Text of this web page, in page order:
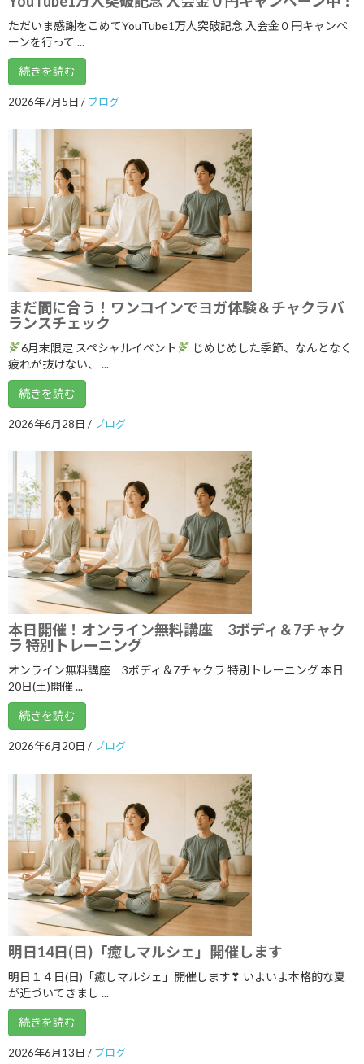
2025年7月
2025年6月
2025年5月
2025年3月
2025年2月
2025年1月
2024年12月
2024年11月
2024年10月
2024年9月
2024年8月
2024年7月
2024年6月
2024年4月
2024年3月
2024年2月
2024年1月
2023年12月
2023年11月
2023年10月
2023年9月
2023年8月
2023年7月
2023年5月
2023年4月
2023年3月
2023年2月
2023年1月
2022年12月
2022年10月
2022年9月
2022年8月
ただいま感謝をこめてYouTube1万人突破記念 入会金０円キャンペ
ーンを行って ...
続きを読む
2026年7月5日 / ブログ
まだ間に合う！ワンコインでヨガ体験＆チャクラバ
ランスチェック
6月末限定 スペシャルイベント
じめじめした季節、なんとなく
疲れが抜けない、 ...
続きを読む
2026年6月28日 / ブログ
本日開催！オンライン無料講座 3ボディ＆7チャク
ラ 特別トレーニング
オンライン無料講座 3ボディ＆7チャクラ 特別トレーニング 本日
20日(土)開催 ...
続きを読む
2026年6月20日 / ブログ
明日14日(日)「癒しマルシェ」開催します
明日１４日(日)「癒しマルシェ」開催します❣ いよいよ本格的な夏
が近づいてきまし ...
続きを読む
2026年6月13日 / ブログ